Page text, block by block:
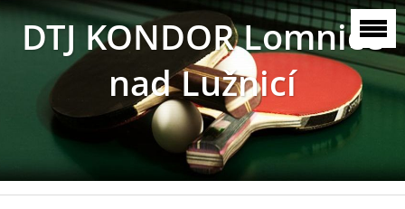
DTJ KONDOR Lomnice
nad Lužnicí